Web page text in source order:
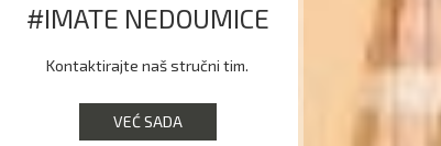
#IMATE NEDOUMICE
Kontaktirajte naš stručni tim.
VEĆ SADA